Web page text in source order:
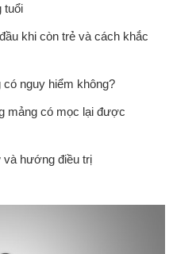
tuổi
khi còn trẻ và cách khắc
nguy hiểm không?
mảng có mọc lại được
hướng điều trị